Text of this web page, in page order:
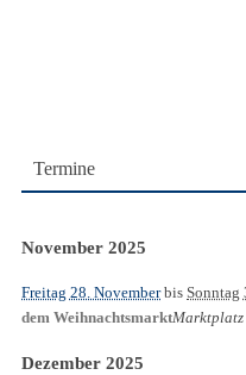
Termine
November 2025
Freitag 28. Novemberbis Sonntag
dem WeihnachtsmarktMarktplatz
Dezember 2025